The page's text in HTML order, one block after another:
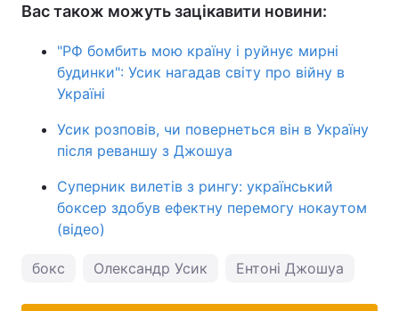
Вас також можуть зацікавити новини:
"РФ бомбить мою країну і руйнує мирні
будинки": Усик нагадав світу про війну в
Україні
Усик розповів, чи повернеться він в Україну
після реваншу з Джошуа
Суперник вилетів з рингу: український
боксер здобув ефектну перемогу нокаутом
(відео)
бокс Олександр Усик Ентоні Джошуа